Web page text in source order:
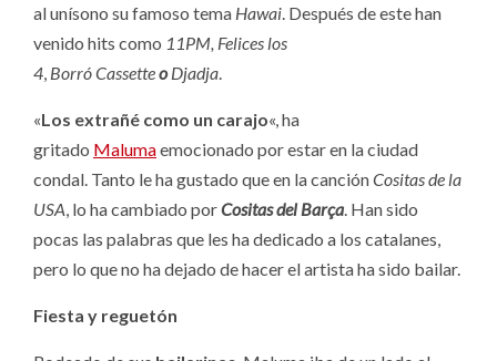
al unísono su famoso tema Hawai. Después de este han
venido hits como 11PM, Felices los
4, Borró CassetteoDjadja.
«Los extrañé como un carajo«, ha
gritado Malumaemocionado por estar en la ciudad
condal. Tanto le ha gustado que en la canciónCositas de la
USA, lo ha cambiado porCositas del Barça. Han sido
pocas las palabras que les ha dedicado a los catalanes,
pero lo que no ha dejado de hacer el artista ha sido bailar.
Fiesta y reguetón